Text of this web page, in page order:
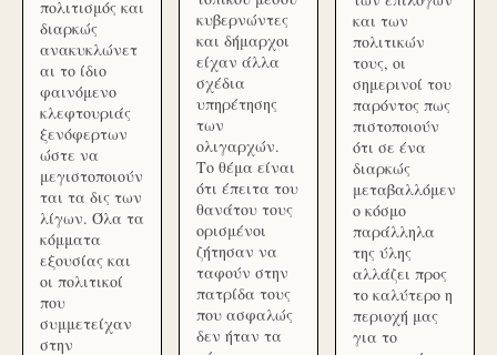
πολιτισμός και
διαρκώς
ανακυκλώνετ
αι το ίδιο
φαινόμενο
κλεφτουριάς
ξενόφερτων
ώστε να
μεγιστοποιούν
ται τα δις των
λίγων. Όλα τα
κόμματα
εξουσίας και
οι πολιτικοί
που
συμμετείχαν
στην
κυβερνώντες
και δήμαρχοι
είχαν άλλα
σχέδια
υπηρέτησης
των
ολιγαρχών.
Το θέμα είναι
ότι έπειτα του
θανάτου τους
ορισμένοι
ζήτησαν να
ταφούν στην
πατρίδα τους
που ασφαλώς
δεν ήταν τα
και των
πολιτικών
τους, οι
σημερινοί του
παρόντος πως
πιστοποιούν
ότι σε ένα
διαρκώς
μεταβαλλόμεν
ο κόσμο
παράλληλα
της ύλης
αλλάζει προς
το καλύτερο η
περιοχή μας
για το